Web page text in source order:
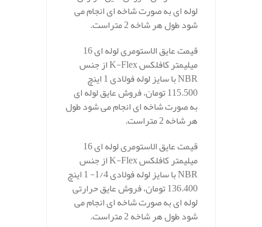
لوله ای به صورت شاخه ای انجام می
شود طول هر شاخه 2 متراست.
قیمت عایق الاستومری لوله ای 16
میلیمتر کافلکس K-Flex از جنس
NBR با سایز لوله فولادی 1 اینچ
115.500 تومان، فروش عایق لوله ای
به صورت شاخه ای انجام می شود طول
هر شاخه 2 متراست.
قیمت عایق الاستومری لوله ای 16
میلیمتر کافلکس K-Flex از جنس
NBR با سایز لوله فولادی 1/4- 1 اینچ
136.400 تومان، فروش عایق حرارتی
لوله ای به صورت شاخه ای انجام می
شود طول هر شاخه 2 متراست.